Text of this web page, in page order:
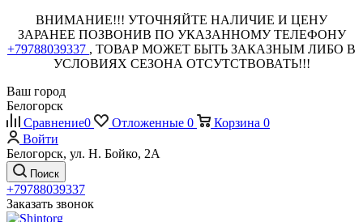
ВНИМАНИЕ!!! УТОЧНЯЙТЕ НАЛИЧИЕ И ЦЕНУ
ЗАРАНЕЕ ПОЗВОНИВ ПО УКАЗАННОМУ ТЕЛЕФОНУ
+79788039337 , ТОВАР МОЖЕТ БЫТЬ ЗАКАЗНЫМ ЛИБО В
УСЛОВИЯХ СЕЗОНА ОТСУТСТВОВАТЬ!!!
Ваш город
Белогорск
Сравнение0 Отложенные 0 Корзина 0
Войти
Белогорск, ул. Н. Бойко, 2А
Поиск
+79788039337
Заказать звонок